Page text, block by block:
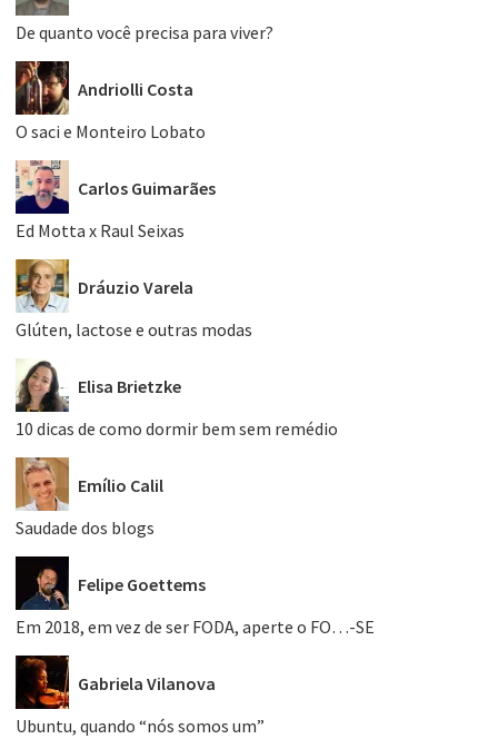
De quanto você precisa para viver?
Andriolli Costa
O saci e Monteiro Lobato
Carlos Guimarães
Ed Motta x Raul Seixas
Dráuzio Varela
Glúten, lactose e outras modas
Elisa Brietzke
10 dicas de como dormir bem sem remédio
Emílio Calil
Saudade dos blogs
Felipe Goettems
Em 2018, em vez de ser FODA, aperte o FO…-SE
Gabriela Vilanova
Ubuntu, quando “nós somos um”